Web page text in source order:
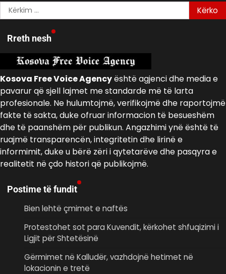
Kërko
për:
Rreth nesh
Kosova Free Voice Agencyështë agjenci dhe media e
pavarur që sjell lajmet me standarde më të larta
profesionale. Ne hulumtojmë, verifikojmë dhe raportojmë
fakte të sakta, duke ofruar informacion të besueshëm
dhe të paanshëm për publikun. Angazhimi ynë është të
ruajmë transparencën, integritetin dhe lirinë e
informimit, duke u bërë zëri i qytetarëve dhe pasqyra e
realitetit në çdo histori që publikojmë.
Postime të fundit
Bien lehtë çmimet e naftës
Protestohet sot para Kuvendit, kërkohet shfuqizimi i
Ligjit për Shtetësinë
Gërmimet në Kalludër, vazhdojnë hetimet në
lokacionin e tretë